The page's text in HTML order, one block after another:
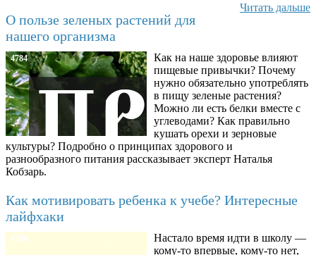
Читать дальше
О пользе зеленых растений для
нашего организма
4784
Как на наше здоровье влияют
пищевые привычки? Почему
нужно обязательно употреблять
в пищу зеленые растения?
Можно ли есть белки вместе с
углеводами? Как правильно
кушать орехи и зерновые
культуры? Подробно о принципах здорового и
разнообразного питания рассказывает эксперт Наталья
Кобзарь.
Как мотивировать ребенка к учебе? Интересные
лайфхаки
8780
Настало время идти в школу —
кому-то впервые, кому-то нет,